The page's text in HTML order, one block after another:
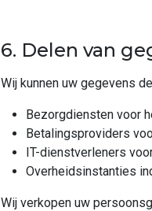
6. Delen van
Wij kunnen uw gegevens
Bezorgdiensten voor
Betalingsproviders
IT-dienstverleners
Overheidsinstanties
Wij verkopen uw